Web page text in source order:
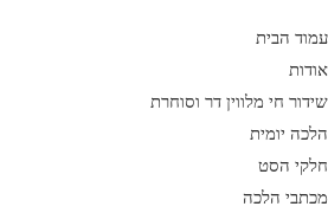
עמוד הבית
אודות
שידור חי מלווין דר וסוחרת
הלכה יומית
חלקי הסט
מכתבי הלכה